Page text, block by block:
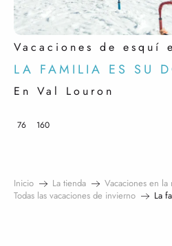
Vacaciones de esquí
LA FAMILIA ES SU
En Val Louron
76 160
Inicio La tienda
Vacaciones en la
Todas las vacaciones de invierno
La